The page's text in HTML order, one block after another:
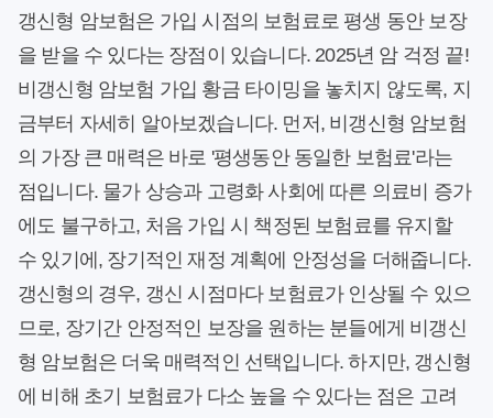
갱신형 암보험은 가입 시점의 보험료로 평생 동안 보장
을 받을 수 있다는 장점이 있습니다. 2025년 암 걱정 끝!
비갱신형 암보험 가입 황금 타이밍을 놓치지 않도록, 지
금부터 자세히 알아보겠습니다. 먼저, 비갱신형 암보험
의 가장 큰 매력은 바로 '평생동안 동일한 보험료'라는
점입니다. 물가 상승과 고령화 사회에 따른 의료비 증가
에도 불구하고, 처음 가입 시 책정된 보험료를 유지할
수 있기에, 장기적인 재정 계획에 안정성을 더해줍니다.
갱신형의 경우, 갱신 시점마다 보험료가 인상될 수 있으
므로, 장기간 안정적인 보장을 원하는 분들에게 비갱신
형 암보험은 더욱 매력적인 선택입니다. 하지만, 갱신형
에 비해 초기 보험료가 다소 높을 수 있다는 점은 고려